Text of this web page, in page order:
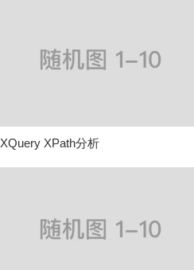
XQuery XPath分析